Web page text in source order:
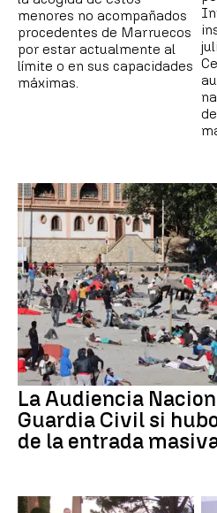
menores no acompañados
procedentes de Marruecos
por estar actualmente al
límite o en sus capacidades
máximas.
La Audiencia
Guardia Civil si
de la entrada